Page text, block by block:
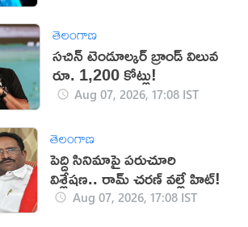
తెలంగాణ
సచిన్ టెండూల్కర్ బ్రాండ్ విలువ
రూ. 1,200 కోట్లు!
Aug 07, 2026, 17:08 IST
తెలంగాణ
పెద్ది సినిమాపై పరుచూరి
విశ్లేషణ.. రామ్ చరణ్ వల్లే హిట్!
Aug 07, 2026, 17:08 IST